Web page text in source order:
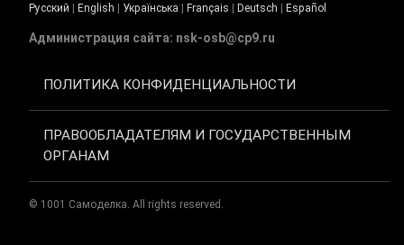
Русский | English | Українська | Français | Deutsch | Español
Администрация сайта: nsk-osb@cp9.ru
ПОЛИТИКА КОНФИДЕНЦИАЛЬНОСТИ
ПРАВООБЛАДАТЕЛЯМ И ГОСУДАРСТВЕННЫМ
ОРГАНАМ
© 1001 Самоделка. All rights reserved.